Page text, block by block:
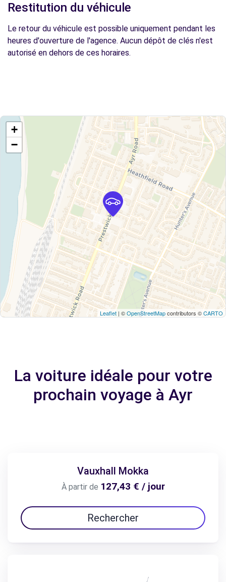
Restitution du véhicule
Le retour du véhicule est possible uniquement pendant les
heures d'ouverture de l'agence. Aucun dépôt de clés n'est
autorisé en dehors de ces horaires.
+
−
Leaflet | ©OpenStreetMapcontributors ©CARTO
La voiture idéale pour votre
prochain voyage à Ayr
Vauxhall Mokka
À partir de 127,43 € / jour
Rechercher